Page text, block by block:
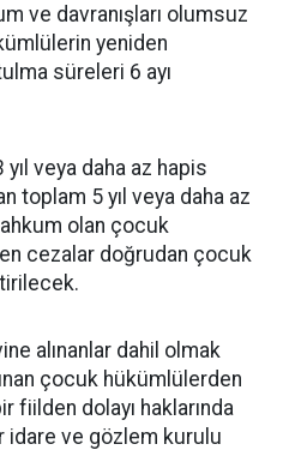
ve davranışları olumsuz
yeniden
süreleri 6 ayı
veya daha az hapis
toplam 5 yıl veya daha az
olan çocuk
cezalar doğrudan çocuk
alınanlar dahil olmak
çocuk hükümlülerden
fiilden dolayı haklarında
idare ve gözlem kurulu